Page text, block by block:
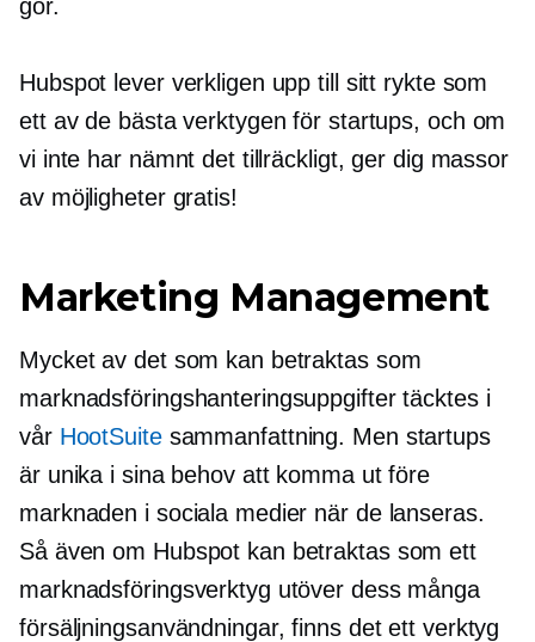
gör.
Hubspot lever verkligen upp till sitt rykte som
ett av de bästa verktygen för startups, och om
vi inte har nämnt det tillräckligt, ger dig massor
av möjligheter gratis!
Marketing Management
Mycket av det som kan betraktas som
marknadsföringshanteringsuppgifter täcktes i
vår HootSuitesammanfattning. Men startups
är unika i sina behov att komma ut före
marknaden i sociala medier när de lanseras.
Så även om Hubspot kan betraktas som ett
marknadsföringsverktyg utöver dess många
försäljningsanvändningar, finns det ett verktyg